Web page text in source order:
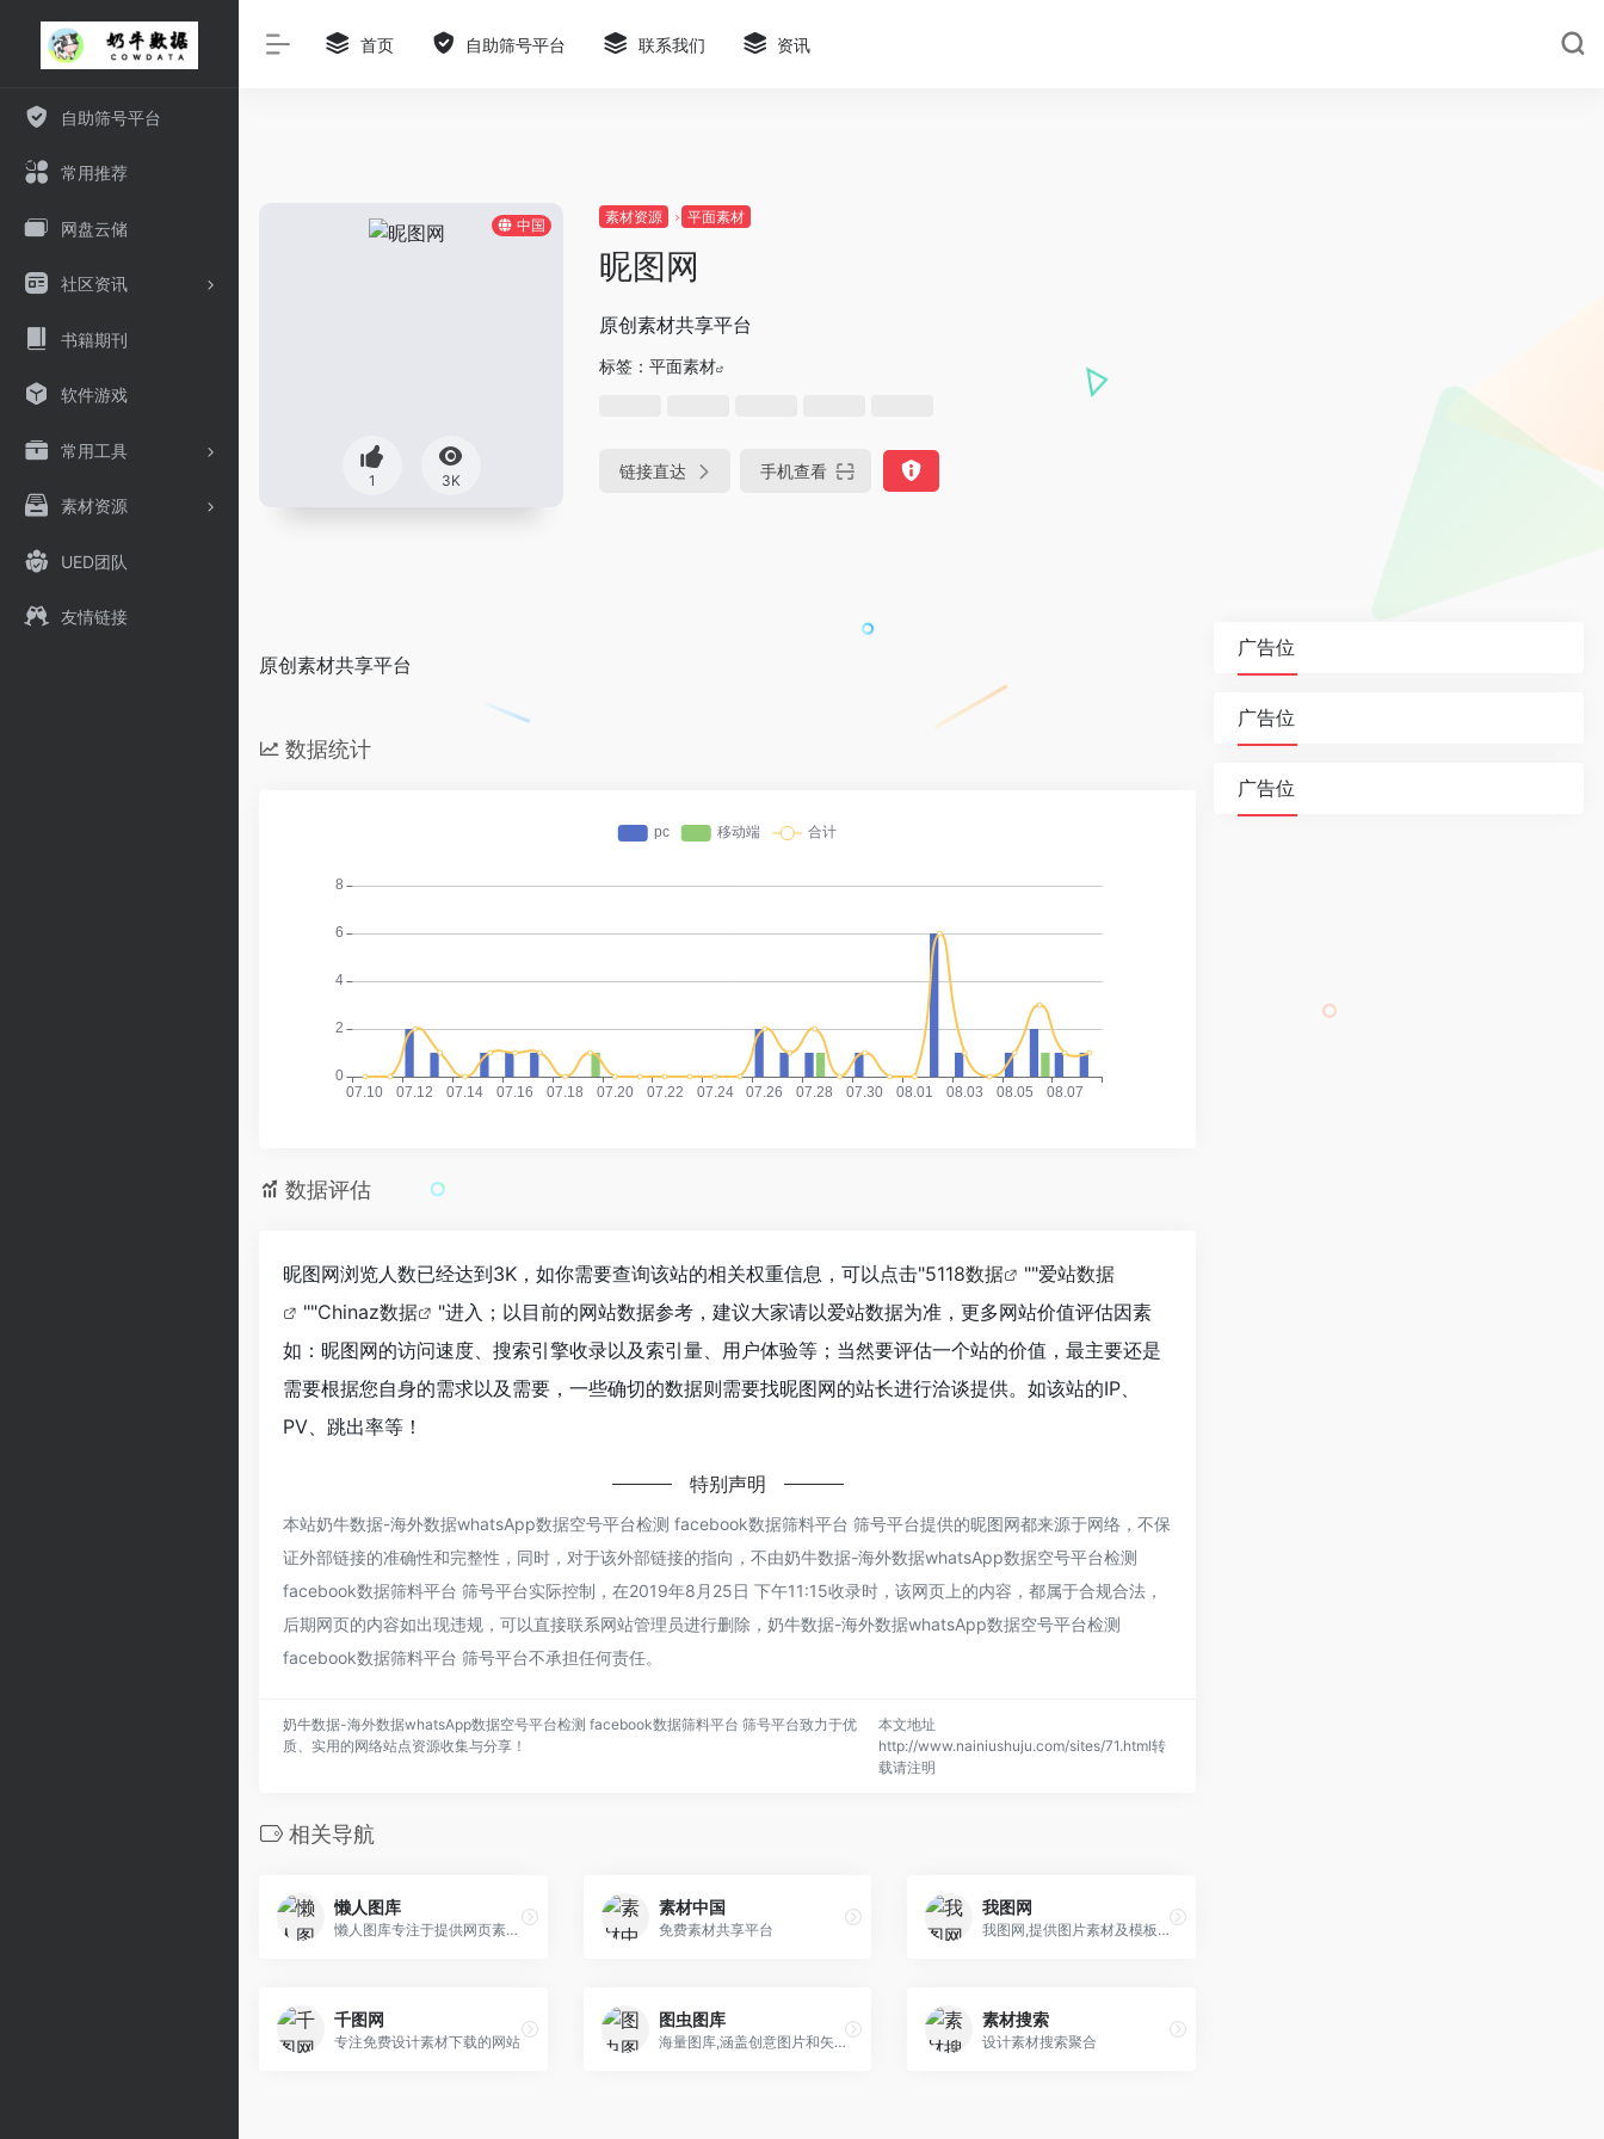
自助筛号平台
常用推荐
网盘云储
社区资讯
书籍期刊
软件游戏
常用工具
素材资源
UED团队
友情链接
首页 自助筛号平台 联系我们 资讯
中国
1 3K
素材资源 平面素材
昵图网
原创素材共享平台
标签： 平面素材
链接直达 手机查看
原创素材共享平台
数据统计
数据评估
昵图网浏览人数已经达到3K，如你需要查询该站的相关权重信息，可以点击"5118数据 ""爱站数据
""Chinaz数据
"进入；以目前的网站数据参考，建议大家请以爱站数据为准，更多网站价值评估因素
如：昵图网的访问速度、搜索引擎收录以及索引量、用户体验等；当然要评估一个站的价值，最主要还是
需要根据您自身的需求以及需要，一些确切的数据则需要找昵图网的站长进行洽谈提供。如该站的IP、
PV、跳出率等！
特别声明
本站奶牛数据-海外数据whatsApp数据空号平台检测 facebook数据筛料平台 筛号平台提供的昵图网都来源于网络，不保
证外部链接的准确性和完整性，同时，对于该外部链接的指向，不由奶牛数据-海外数据whatsApp数据空号平台检测
facebook数据筛料平台 筛号平台实际控制，在2019年8月25日 下午11:15收录时，该网页上的内容，都属于合规合法，
后期网页的内容如出现违规，可以直接联系网站管理员进行删除，奶牛数据-海外数据whatsApp数据空号平台检测
facebook数据筛料平台 筛号平台不承担任何责任。
奶牛数据-海外数据whatsApp数据空号平台检测 facebook数据筛料平台 筛号平台致力于优
质、实用的网络站点资源收集与分享！
本文地址
http://www.nainiushuju.com/sites/71.html转
载请注明
相关导航
懒人图库
懒人图库专注于提供网页素材下载
素材中国
免费素材共享平台
我图网
我图网,提供图片素材及模板下载,专注正版设计作品交易
千图网
专注免费设计素材下载的网站
图虫图库
海量图库,涵盖创意图片和矢量素材等
素材搜索
设计素材搜索聚合
广告位
广告位
广告位